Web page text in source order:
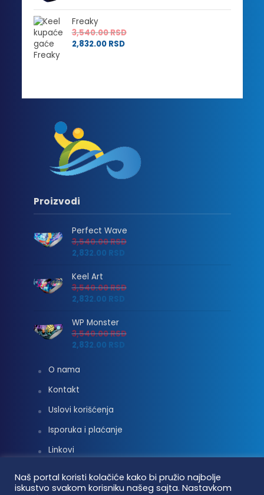
Freaky
3,540.00RSD
2,832.00 RSD
Proizvodi
Perfect Wave
3,540.00RSD
2,832.00 RSD
Keel Art
3,540.00RSD
2,832.00 RSD
WP Monster
3,540.00RSD
2,832.00 RSD
O nama
Kontakt
Uslovi korišćenja
Isporuka i plaćanje
Linkovi
Naš portal koristi kolačiće kako bi pružio najbolje
iskustvo svakom korisniku našeg sajta. Nastavkom